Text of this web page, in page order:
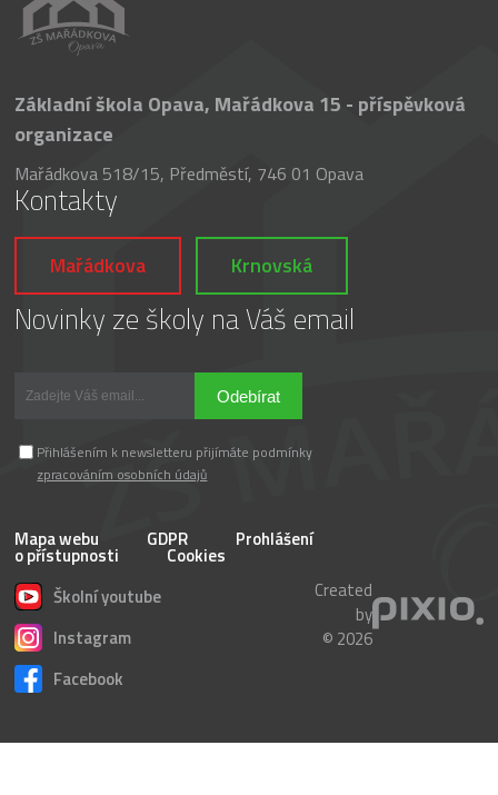
Základní škola Opava, Mařádkova 15 - příspěvková
organizace
Mařádkova 518/15, Předměstí, 746 01 Opava
Kontakty
Mařádkova Krnovská
Novinky ze školy na Váš email
Odebírat
Přihlášením k newsletteru přijímáte podmínky
zpracováním osobních údajů
Mapa webu GDPR Prohlášení
o přístupnosti
Cookies
Školní youtube
Instagram
Facebook
Created
by
© 2026